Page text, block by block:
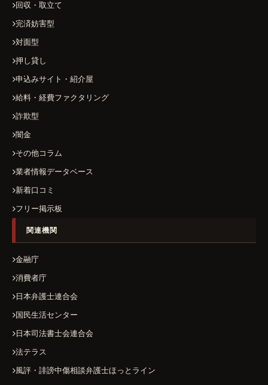
回収・取立て
完済妨害型
対面型
押し貸し
申込みサイト・紹介屋
給料・経費ファクタリング
詐欺型
闇金
その他コラム
業者情報データベース
新着口コミ
フリー掲示板
関連機関
金融庁
消費者庁
日本弁護士連合会
国民生活センター
日本司法書士会連合会
法テラス
風評・誹謗中傷相談弁護士ほっとライン